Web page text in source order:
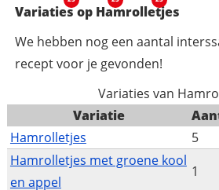
Variaties op Hamrolletjes
We hebben nog een aantal
recept voor je gevonden!
Variaties van
Variatie
Hamrolletjes
5
Hamrolletjes met groene kool
en appel
1